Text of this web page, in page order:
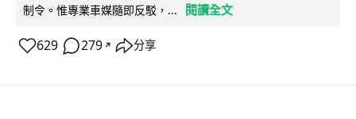
制令。惟專業車媒隨即反駁，...
閱讀全文
629 279 ↗ 分享